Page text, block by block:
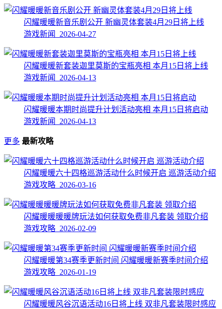
闪耀暖暖新音乐剧公开 新幽灵体套装4月29日将上线
游戏新闻 2026-04-27
闪耀暖暖新套装迦里莫斯的宝瓶亮相 本月15日将上线
游戏新闻 2026-04-13
闪耀暖暖本期时尚提升计划活动亮相 本月15日将启动
游戏新闻 2026-04-13
更多 最新攻略
闪耀暖暖六十四格巡游活动什么时候开启 巡游活动介绍
游戏攻略 2026-03-16
闪耀暖暖暖暖牌玩法如何获取免费非凡套装 领取介绍
游戏攻略 2026-02-09
闪耀暖暖第34赛季更新时间 闪耀暖暖新赛季时间介绍
游戏攻略 2026-01-19
闪耀暖暖风谷沉语活动16日将上线 双非凡套装限时感应